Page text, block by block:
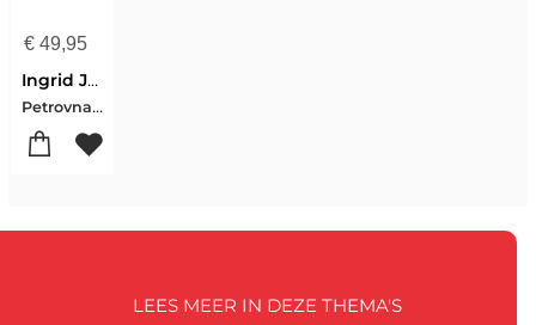
€49,95
Ingrid Jonker
Petrovna Metelerkamp
LEES MEER IN DEZE THEMA'S